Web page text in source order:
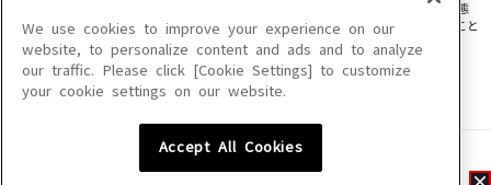
このサイトに掲載されている一切の文章・画像・写真・動画・音声等を、手段や形態
を問わず、著作権法の定める範囲を超えて無断で複製、転載、ファイル化などすること
を禁じます。
楽曲及びコンテンツは、機種によりご利用いただけない場合があります。
楽曲及びコンテンツの配信日、配信内容が変更になる場合があります。
We use cookies to improve your experience on our
website, to personalize content and ads and to analyze
our traffic. Please click [Cookie Settings] to customize
your cookie settings on our website.
Accept All Cookies